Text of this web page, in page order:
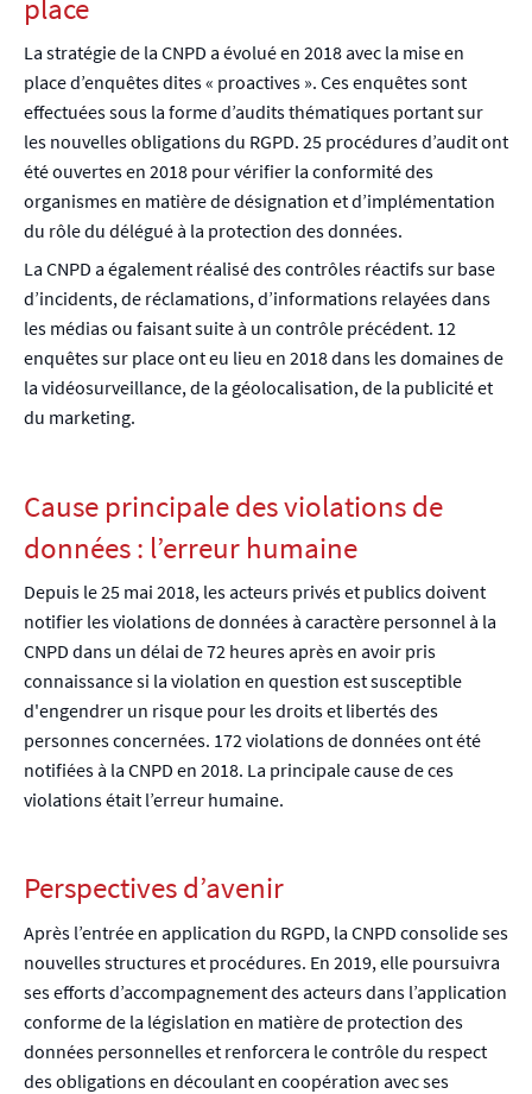
place
La stratégie de la CNPD a évolué en 2018 avec la mise en
place d’enquêtes dites « proactives ». Ces enquêtes sont
effectuées sous la forme d’audits thématiques portant sur
les nouvelles obligations du RGPD. 25 procédures d’audit ont
été ouvertes en 2018 pour vérifier la conformité des
organismes en matière de désignation et d’implémentation
du rôle du délégué à la protection des données.
La CNPD a également réalisé des contrôles réactifs sur base
d’incidents, de réclamations, d’informations relayées dans
les médias ou faisant suite à un contrôle précédent. 12
enquêtes sur place ont eu lieu en 2018 dans les domaines de
la vidéosurveillance, de la géolocalisation, de la publicité et
du marketing.
Cause principale des violations de
données : l’erreur humaine
Depuis le 25 mai 2018, les acteurs privés et publics doivent
notifier les violations de données à caractère personnel à la
CNPD dans un délai de 72 heures après en avoir pris
connaissance si la violation en question est susceptible
d'engendrer un risque pour les droits et libertés des
personnes concernées. 172 violations de données ont été
notifiées à la CNPD en 2018. La principale cause de ces
violations était l’erreur humaine.
Perspectives d’avenir
Après l’entrée en application du RGPD, la CNPD consolide ses
nouvelles structures et procédures. En 2019, elle poursuivra
ses efforts d’accompagnement des acteurs dans l’application
conforme de la législation en matière de protection des
données personnelles et renforcera le contrôle du respect
des obligations en découlant en coopération avec ses